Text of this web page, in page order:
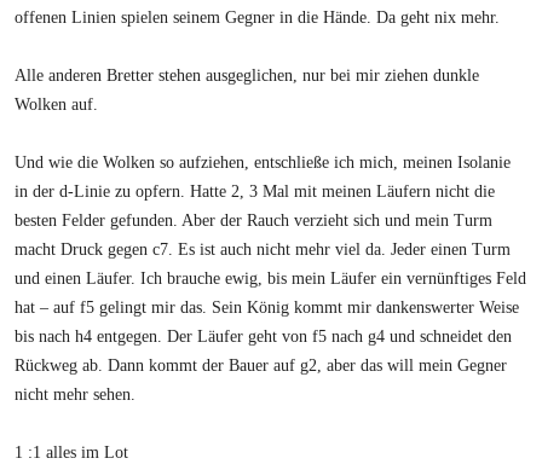
offenen Linien spielen seinem Gegner in die Hände. Da geht nix mehr.
Alle anderen Bretter stehen ausgeglichen, nur bei mir ziehen dunkle
Wolken auf.
Und wie die Wolken so aufziehen, entschließe ich mich, meinen Isolanie
in der d-Linie zu opfern. Hatte 2, 3 Mal mit meinen Läufern nicht die
besten Felder gefunden. Aber der Rauch verzieht sich und mein Turm
macht Druck gegen c7. Es ist auch nicht mehr viel da. Jeder einen Turm
und einen Läufer. Ich brauche ewig, bis mein Läufer ein vernünftiges Feld
hat – auf f5 gelingt mir das. Sein König kommt mir dankenswerter Weise
bis nach h4 entgegen. Der Läufer geht von f5 nach g4 und schneidet den
Rückweg ab. Dann kommt der Bauer auf g2, aber das will mein Gegner
nicht mehr sehen.
1 :1 alles im Lot